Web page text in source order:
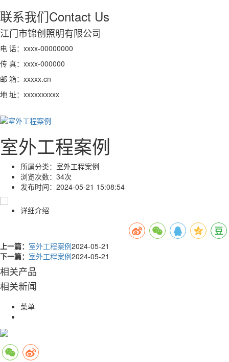
联系我们Contact Us
江门市锦创照明有限公司
电 话：xxxx-00000000
传 真：xxxx-000000
邮 箱：xxxxx.cn
地 址：xxxxxxxxxx
室外工程案例
所属分类： 室外工程案例
浏览次数： 34次
发布时间： 2024-05-21 15:08:54
详细介绍
上一篇： 室外工程案例2024-05-21
下一篇： 室外工程案例2024-05-21
相关产品
相关新闻
菜单